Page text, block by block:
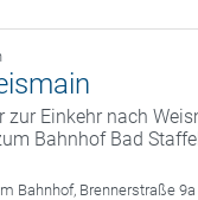
Einkehr nach
Bahnhof Bad
Bahnhof, Brennerstraße